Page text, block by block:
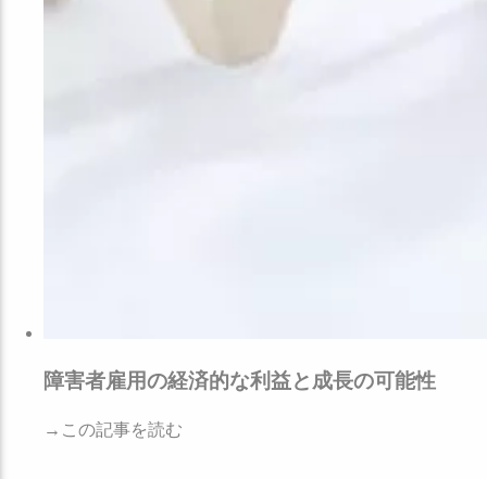
障害者雇用の経済的な利益と成長の可能性
→この記事を読む